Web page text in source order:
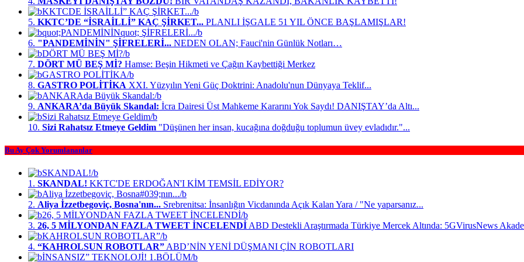
5. KKTC’DE “İSRAİLLİ” KAÇ ŞİRKET... PLANLI İŞGALE 51 YIL ÖNCE BAŞLAMIŞLAR!
6. "PANDEMİNİN" ŞİFRELERİ... NEDEN OLAN; Fauci'nin Günlük Notları…
7. DÖRT MÜ BEŞ Mİ? Hamse: Beşin Hikmeti ve Çağın Kaybettiği Merkez
8. GASTRO POLİTİKA XXI. Yüzyılın Yeni Güç Doktrini: Anadolu'nun Dünyaya Teklif...
9. ANKARA’da Büyük Skandal: İcra Dairesi Üst Mahkeme Kararını Yok Saydı! DANIŞTAY’da Altı...
10. Sizi Rahatsız Etmeye Geldim "Düşünen her insan, kucağına doğduğu toplumun üvey evladıdır."...
Bu Ay Çok Yorumlananlar
1. SKANDAL! KKTC'DE ERDOĞAN'I KİM TEMSİL EDİYOR?
2. Aliya İzzetbegoviç, Bosna'nın... Srebrenitsa: İnsanlığın Vicdanında Açık Kalan Yara / "Ne yaparsanız...
3. 26, 5 MİLYONDAN FAZLA TWEET İNCELENDİ ABD Destekli Araştırmada Türkiye Mercek Altında: 5GVirusNews
4. “KAHROLSUN ROBOTLAR” ABD’NİN YENİ DÜŞMANI ÇİN ROBOTLARI